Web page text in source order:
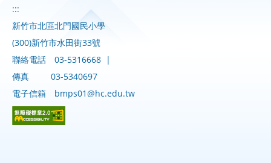
:::
新竹市北區北門國民小學
(300)新竹市水田街33號
聯絡電話
03-5316668 |
傳真
03-5340697
電子信箱
bmps01@hc.edu.tw